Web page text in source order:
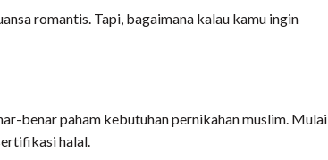
romantis. Tapi, bagaimana kalau kamu ingin
benar paham kebutuhan pernikahan muslim. Mulai
halal.